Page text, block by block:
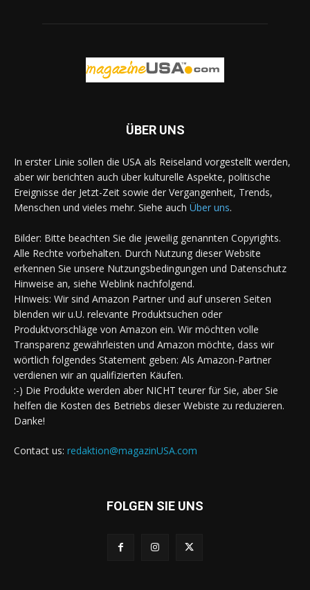
ÜBER UNS
In erster Linie sollen die USA als Reiseland vorgestellt werden,
aber wir berichten auch über kulturelle Aspekte, politische
Ereignisse der Jetzt-Zeit sowie der Vergangenheit, Trends,
Menschen und vieles mehr. Siehe auch Über uns.
Bilder: Bitte beachten Sie die jeweilig genannten Copyrights.
Alle Rechte vorbehalten. Durch Nutzung dieser Website
erkennen Sie unsere Nutzungsbedingungen und Datenschutz
Hinweise an, siehe Weblink nachfolgend.
HInweis: Wir sind Amazon Partner und auf unseren Seiten
blenden wir u.U. relevante Produktsuchen oder
Produktvorschläge von Amazon ein. Wir möchten volle
Transparenz gewährleisten und Amazon möchte, dass wir
wörtlich folgendes Statement geben: Als Amazon-Partner
verdienen wir an qualifizierten Käufen.
:-) Die Produkte werden aber NICHT teurer für Sie, aber Sie
helfen die Kosten des Betriebs dieser Webiste zu reduzieren.
Danke!
Contact us: redaktion@magazinUSA.com
FOLGEN SIE UNS